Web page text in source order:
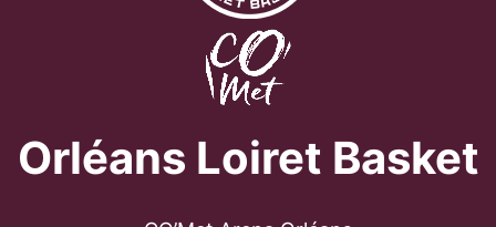
Orléans Loiret Basket